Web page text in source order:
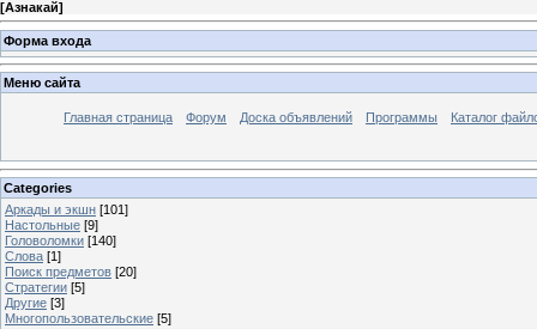
[Азнакай]
Форма входа
Меню сайта
Главная страница Форум Доска объявлений Программы Каталог
Categories
Аркады и экшн [101]
Настольные [9]
Головоломки [140]
Слова [1]
Поиск предметов [20]
Стратегии [5]
Другие [3]
Многопользовательские [5]